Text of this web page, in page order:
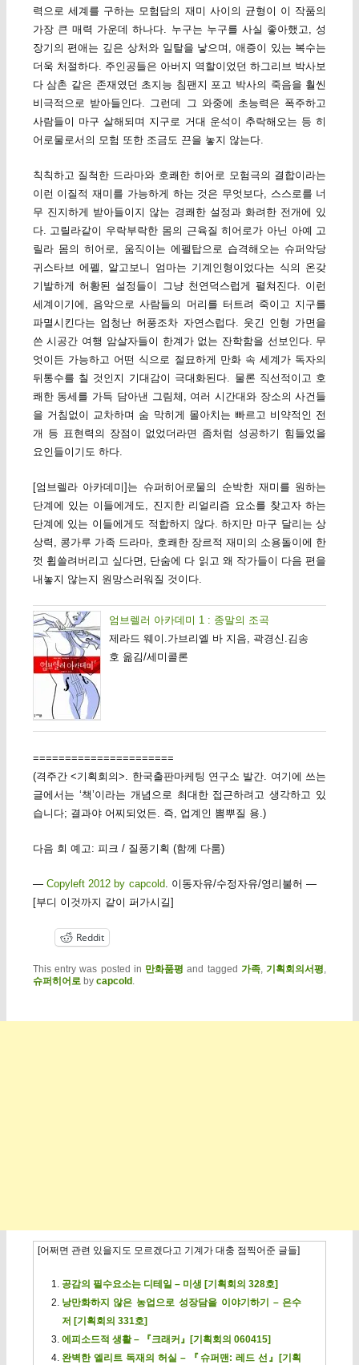
력으로 세계를 구하는 모험담의 재미 사이의 균형이 이 작품의
가장 큰 매력 가운데 하나다. 누구는 누구를 사실 좋아했고, 성
장기의 편애는 깊은 상처와 일탈을 낳으며, 애증이 있는 복수는
더욱 처절하다. 주인공들은 아버지 역할이었던 하그리브 박사보
다 삼촌 같은 존재였던 초지능 침팬지 포고 박사의 죽음을 훨씬
비극적으로 받아들인다. 그런데 그 와중에 초능력은 폭주하고
사람들이 마구 살해되며 지구로 거대 운석이 추락해오는 등 히
어로물로서의 모험 또한 조금도 끈을 놓지 않는다.
칙칙하고 질척한 드라마와 호쾌한 히어로 모험극의 결합이라는
이런 이질적 재미를 가능하게 하는 것은 무엇보다, 스스로를 너
무 진지하게 받아들이지 않는 경쾌한 설정과 화려한 전개에 있
다. 고릴라같이 우락부락한 몸의 근육질 히어로가 아닌 아예 고
릴라 몸의 히어로, 움직이는 에펠탑으로 습격해오는 슈퍼악당
귀스타브 에펠, 알고보니 엄마는 기계인형이었다는 식의 온갖
기발하게 허황된 설정들이 그냥 천연덕스럽게 펼쳐진다. 이런
세계이기에, 음악으로 사람들의 머리를 터트려 죽이고 지구를
파멸시킨다는 엄청난 허풍조차 자연스럽다. 웃긴 인형 가면을
쓴 시공간 여행 암살자들이 한계가 없는 잔학함을 선보인다. 무
엇이든 가능하고 어떤 식으로 절묘하게 만화 속 세계가 독자의
뒤통수를 칠 것인지 기대감이 극대화된다. 물론 직선적이고 호
쾌한 동세를 가득 담아낸 그림체, 여러 시간대와 장소의 사건들
을 거침없이 교차하며 숨 막히게 몰아치는 빠르고 비약적인 전
개 등 표현력의 장점이 없었더라면 좀처럼 성공하기 힘들었을
요인들이기도 하다.
[엄브렐라 아카데미]는 슈퍼히어로물의 순박한 재미를 원하는
단계에 있는 이들에게도, 진지한 리얼리즘 요소를 찾고자 하는
단계에 있는 이들에게도 적합하지 않다. 하지만 마구 달리는 상
상력, 콩가루 가족 드라마, 호쾌한 장르적 재미의 소용돌이에 한
껏 휩쓸려버리고 싶다면, 단숨에 다 읽고 왜 작가들이 다음 편을
내놓지 않는지 원망스러워질 것이다.
엄브렐러 아카데미 1 : 종말의 조곡
제라드 웨이.가브리엘 바 지음, 곽경신.김송
호 옮김/세미콜론
======================
(격주간 <기획회의>. 한국출판마케팅 연구소 발간. 여기에 쓰는
글에서는 ‘책’이라는 개념으로 최대한 접근하려고 생각하고 있
습니다; 결과야 어찌되었든. 즉, 업계인 뽐뿌질 용.)
다음 회 예고: 피크 / 질풍기획 (함께 다룸)
— Copyleft 2012 by capcold. 이동자유/수정자유/영리불허 —
[부디 이것까지 같이 퍼가시길]
Reddit
This entry was posted in 만화품평 and tagged가족 ,기획회의서평
슈퍼히어로 by capcold.
[어쩌면 관련 있을지도 모르겠다고 기계가 대충 점찍어준 글들]
공감의 필수요소는 디테일 – 미생 [기획회의 328호]
낭만화하지 않은 농업으로 성장담을 이야기하기 – 은수
저 [기획회의 331호]
에피소드적 생활 – 『크래커』[기획회의 060415]
완벽한 엘리트 독재의 허실 – 『슈퍼맨: 레드 선』[기획